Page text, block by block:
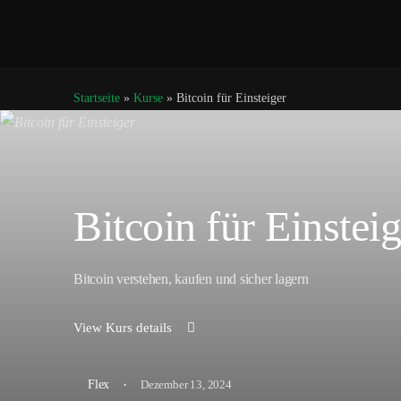
Startseite » Kurse » Bitcoin für Einsteiger
Bitcoin für
Bitcoin verstehen, kaufen und sicher lagern
View Kurs details
Flex · Dezember 13, 2024